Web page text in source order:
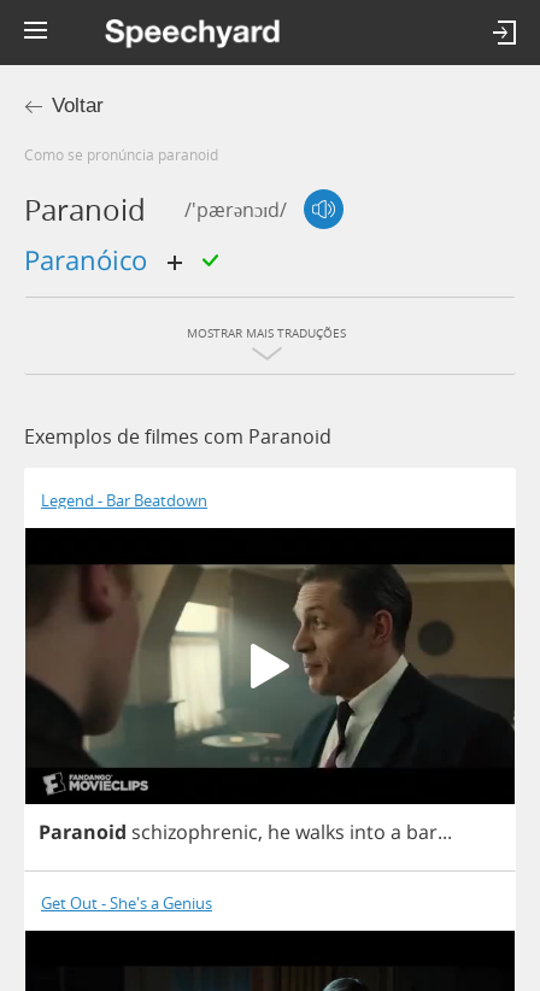
Voltar
Como se pronúncia paranoid
Paranoid /'pærənɔɪd/
paranóico
MOSTRAR MAIS TRADUÇÕES
Exemplos de filmes com Paranoid
Legend - Bar Beatdown
Paranoid schizophrenic, hewalks into a bar...
Get Out - She's a Genius